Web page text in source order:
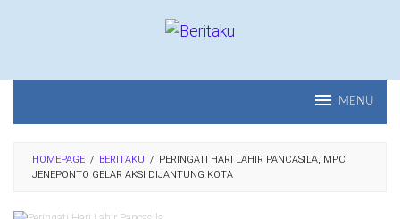
MENU
HOMEPAGE / BERITAKU /
PERINGATI HARI LAHIR PANCASILA, MPC
JENEPONTO GELAR AKSI DIJANTUNG KOTA